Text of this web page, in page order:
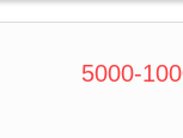
5000-